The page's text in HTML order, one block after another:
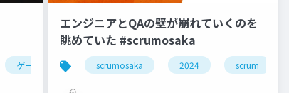
ゲーム制作 ue5 シェーダー
エンジニアとQAの壁が崩れていくのを
眺めていた #scrumosaka
scrumosaka 2024 scrum